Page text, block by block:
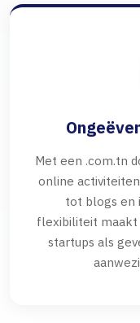
Met een .com.tn
online
tot blogs en
flexibiliteit maakt
startups als